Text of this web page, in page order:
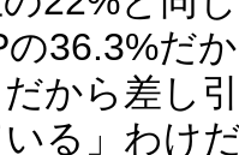
の36.3%だ
から差し
る」わけ